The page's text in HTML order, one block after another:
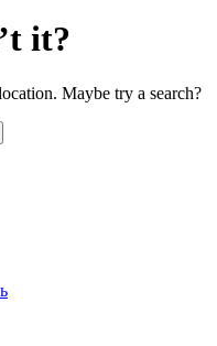
it?
Maybe try a search?